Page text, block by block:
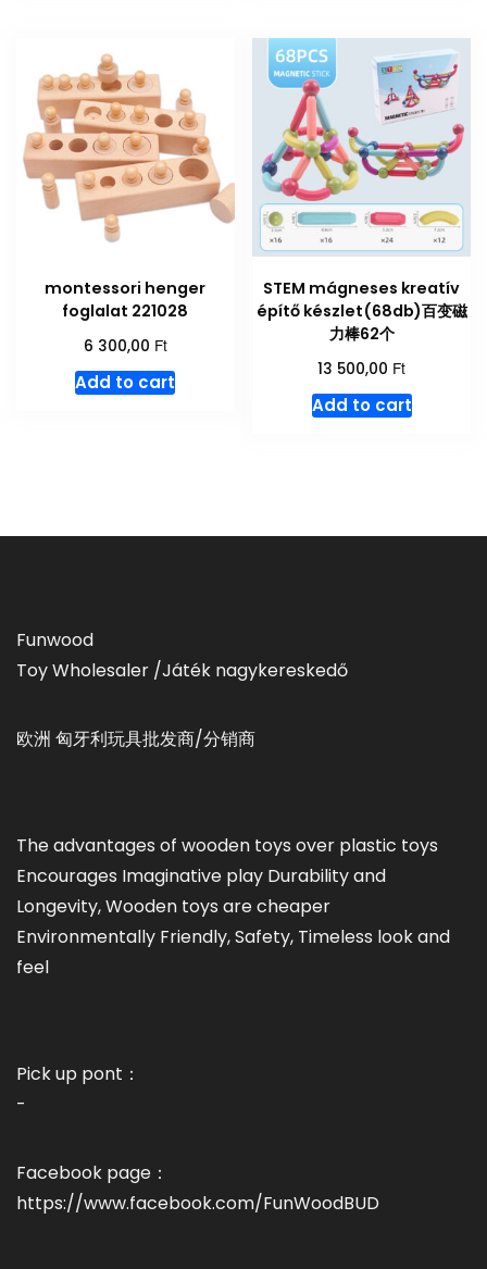
montessori henger
foglalat 221028
6 300,00 Ft
Add to cart
STEM mágneses kreatív
építő készlet(68db)百变磁
力棒62个
13 500,00 Ft
Add to cart
Funwood
Toy Wholesaler /Játék nagykereskedő
欧洲 匈牙利玩具批发商/分销商
The advantages of wooden toys over plastic toys
Encourages Imaginative play Durability and
Longevity, Wooden toys are cheaper
Environmentally Friendly, Safety, Timeless look and
feel
Pick up pont：
-
Facebook page：
https://www.facebook.com/FunWoodBUD